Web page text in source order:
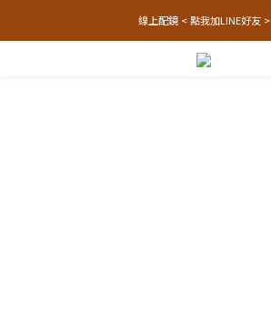
線上配鏡 < 點我加LINE好友 >